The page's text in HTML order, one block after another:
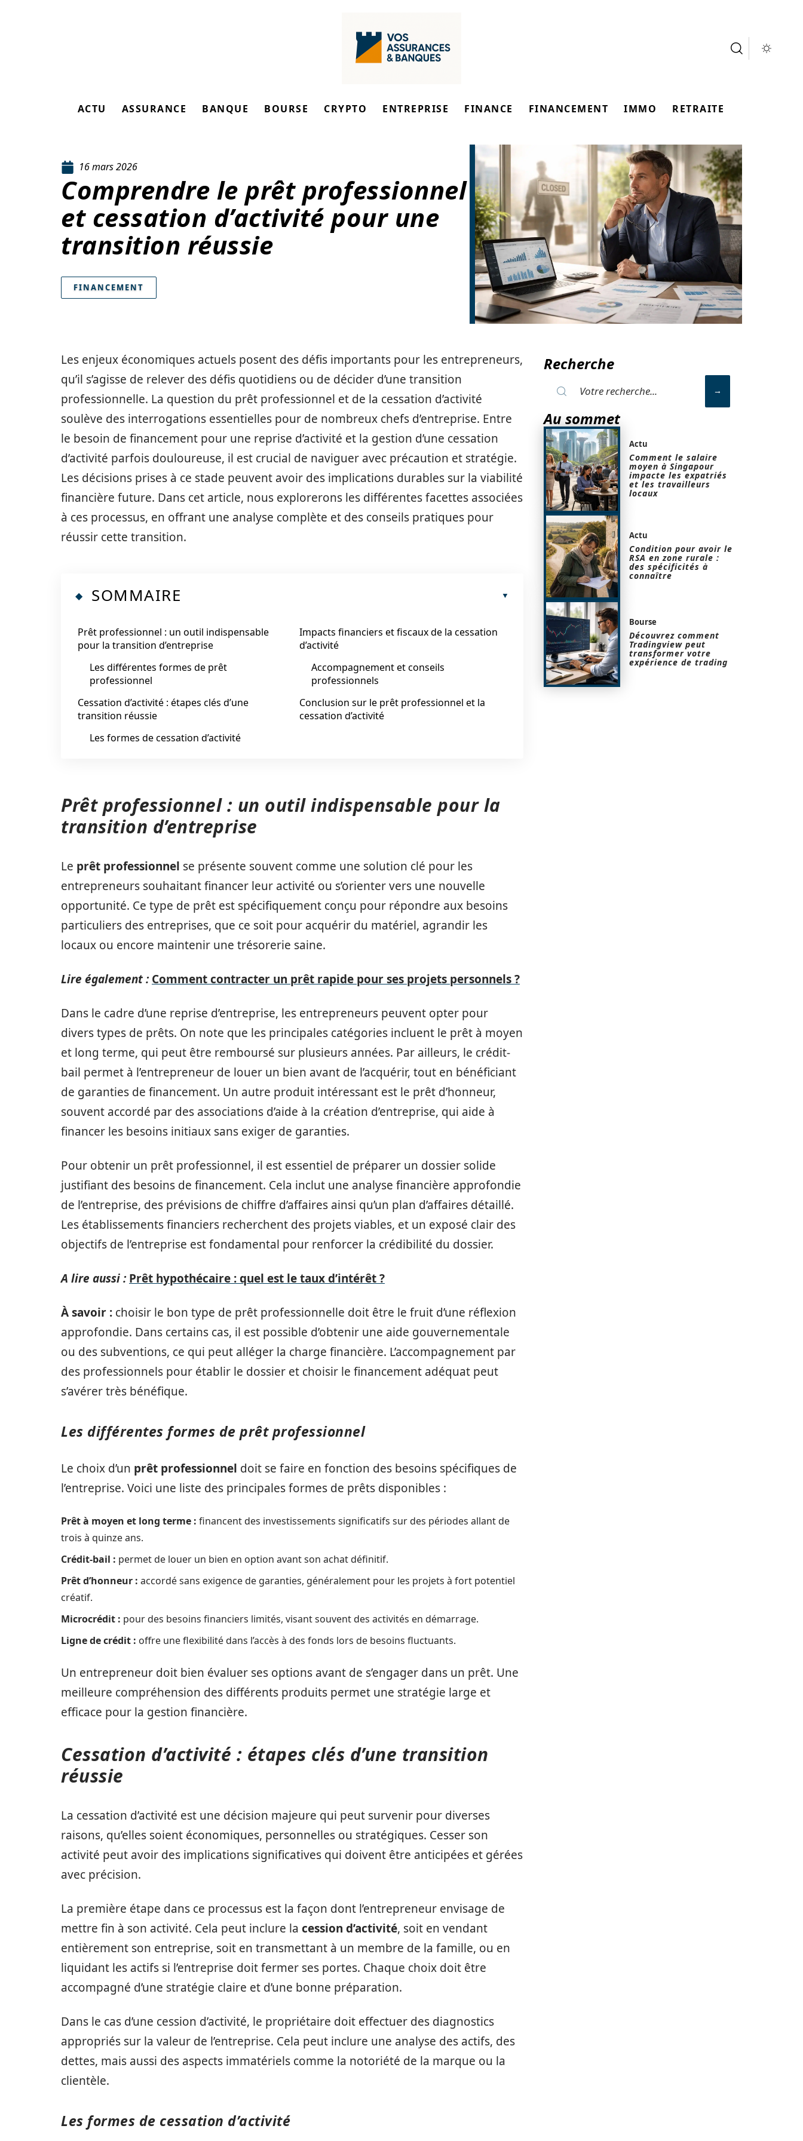
ACTU ASSURANCE BANQUE BOURSE CRYPTO ENTREPRISE FINANCE FINANCEMENT IMMO RETRAITE
16 mars 2026
Comprendre le prêt professionnel
et cessation d’activité pour une
transition réussie
FINANCEMENT
Les enjeux économiques actuels posent des défis importants pour les entrepreneurs,
qu’il s’agisse de relever des défis quotidiens ou de décider d’une transition
professionnelle. La question du prêt professionnel et de la cessation d’activité
soulève des interrogations essentielles pour de nombreux chefs d’entreprise. Entre
le besoin de financement pour une reprise d’activité et la gestion d’une cessation
d’activité parfois douloureuse, il est crucial de naviguer avec précaution et stratégie.
Les décisions prises à ce stade peuvent avoir des implications durables sur la viabilité
financière future. Dans cet article, nous explorerons les différentes facettes associées
à ces processus, en offrant une analyse complète et des conseils pratiques pour
réussir cette transition.
SOMMAIRE
Prêt professionnel : un outil indispensable
pour la transition d’entreprise
Les différentes formes de prêt
professionnel
Cessation d’activité : étapes clés d’une
transition réussie
Les formes de cessation d’activité
Impacts financiers et fiscaux de la cessation
d’activité
Accompagnement et conseils
professionnels
Conclusion sur le prêt professionnel et la
cessation d’activité
Prêt professionnel : un outil indispensable pour la
transition d’entreprise
Le prêt professionnel se présente souvent comme une solution clé pour les
entrepreneurs souhaitant financer leur activité ou s’orienter vers une nouvelle
opportunité. Ce type de prêt est spécifiquement conçu pour répondre aux besoins
particuliers des entreprises, que ce soit pour acquérir du matériel, agrandir les
locaux ou encore maintenir une trésorerie saine.
Lire également : Comment contracter un prêt rapide pour ses projets personnels ?
Dans le cadre d’une reprise d’entreprise, les entrepreneurs peuvent opter pour
divers types de prêts. On note que les principales catégories incluent le prêt à moyen
et long terme, qui peut être remboursé sur plusieurs années. Par ailleurs, le crédit-
bail permet à l’entrepreneur de louer un bien avant de l’acquérir, tout en bénéficiant
de garanties de financement. Un autre produit intéressant est le prêt d’honneur,
souvent accordé par des associations d’aide à la création d’entreprise, qui aide à
financer les besoins initiaux sans exiger de garanties.
Pour obtenir un prêt professionnel, il est essentiel de préparer un dossier solide
justifiant des besoins de financement. Cela inclut une analyse financière approfondie
de l’entreprise, des prévisions de chiffre d’affaires ainsi qu’un plan d’affaires détaillé.
Les établissements financiers recherchent des projets viables, et un exposé clair des
objectifs de l’entreprise est fondamental pour renforcer la crédibilité du dossier.
A lire aussi : Prêt hypothécaire : quel est le taux d’intérêt ?
À savoir : choisir le bon type de prêt professionnelle doit être le fruit d’une réflexion
approfondie. Dans certains cas, il est possible d’obtenir une aide gouvernementale
ou des subventions, ce qui peut alléger la charge financière. L’accompagnement par
des professionnels pour établir le dossier et choisir le financement adéquat peut
s’avérer très bénéfique.
Les différentes formes de prêt professionnel
Le choix d’un prêt professionnel doit se faire en fonction des besoins spécifiques de
l’entreprise. Voici une liste des principales formes de prêts disponibles :
Prêt à moyen et long terme : financent des investissements significatifs sur des périodes allant de
trois à quinze ans.
Crédit-bail : permet de louer un bien en option avant son achat définitif.
Prêt d’honneur : accordé sans exigence de garanties, généralement pour les projets à fort potentiel
créatif.
Microcrédit : pour des besoins financiers limités, visant souvent des activités en démarrage.
Ligne de crédit : offre une flexibilité dans l’accès à des fonds lors de besoins fluctuants.
Un entrepreneur doit bien évaluer ses options avant de s’engager dans un prêt. Une
meilleure compréhension des différents produits permet une stratégie large et
efficace pour la gestion financière.
Cessation d’activité : étapes clés d’une transition
réussie
La cessation d’activité est une décision majeure qui peut survenir pour diverses
raisons, qu’elles soient économiques, personnelles ou stratégiques. Cesser son
activité peut avoir des implications significatives qui doivent être anticipées et gérées
avec précision.
La première étape dans ce processus est la façon dont l’entrepreneur envisage de
mettre fin à son activité. Cela peut inclure la cession d’activité, soit en vendant
entièrement son entreprise, soit en transmettant à un membre de la famille, ou en
liquidant les actifs si l’entreprise doit fermer ses portes. Chaque choix doit être
accompagné d’une stratégie claire et d’une bonne préparation.
Dans le cas d’une cession d’activité, le propriétaire doit effectuer des diagnostics
appropriés sur la valeur de l’entreprise. Cela peut inclure une analyse des actifs, des
dettes, mais aussi des aspects immatériels comme la notoriété de la marque ou la
clientèle.
Les formes de cessation d’activité
Recherche
Au sommet
Actu
Comment le salaire
moyen à Singapour
impacte les expatriés
et les travailleurs
locaux
Actu
Condition pour avoir le
RSA en zone rurale :
des spécificités à
connaître
Bourse
Découvrez comment
Tradingview peut
transformer votre
expérience de trading